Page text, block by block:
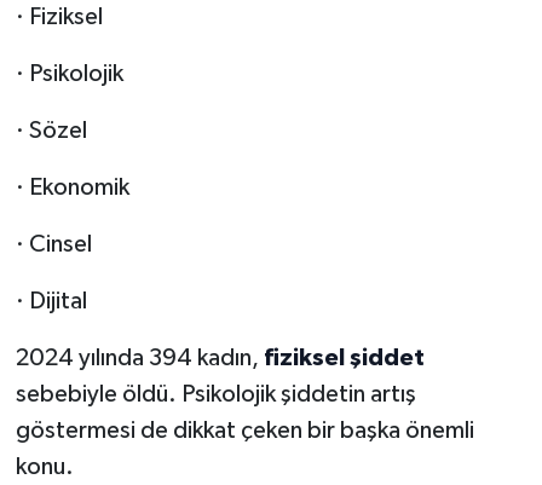
· Fiziksel
· Psikolojik
· Sözel
· Ekonomik
· Cinsel
· Dijital
2024 yılında 394 kadın, fiziksel şiddet
sebebiyle öldü. Psikolojik şiddetin artış
göstermesi de dikkat çeken bir başka önemli
konu.